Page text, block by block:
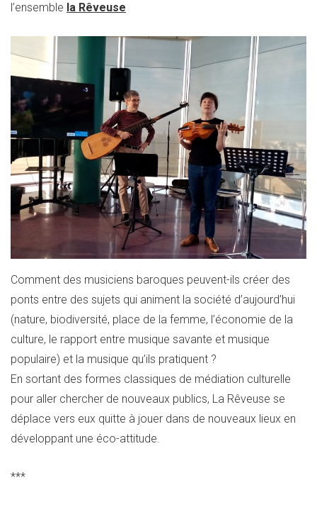
l’ensemble la Rêveuse
Comment des musiciens baroques peuvent-ils créer des
ponts entre des sujets qui animent la société d’aujourd’hui
(nature, biodiversité, place de la femme, l’économie de la
culture, le rapport entre musique savante et musique
populaire) et la musique qu’ils pratiquent ?
En sortant des formes classiques de médiation culturelle
pour aller chercher de nouveaux publics, La Rêveuse se
déplace vers eux quitte à jouer dans de nouveaux lieux en
développant une éco-attitude.
***